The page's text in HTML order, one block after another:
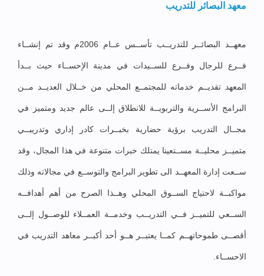
معهد البصائر للتدريب
معهــد البصائــر للتدريــب تأســس عــام 2006م وقد تم إنشــاء
فــرع للرجال وفــرع للســيدات في مدينة الإحســاء حيث بــدأ
المعهد تقديــم خدماته للمجتمــع المحلي من خــلال العديــد مــن
البرامج الأســرية والتربويــة للانطلاق إلــى عالم جديد ومتميز في
مجــال التدريب برؤية حضارية بخبــرات كادر إداري وتدريبــي
متميــز محليــة مســتعينا يمتلك خبرات متنوعة في هذا المجال، وقد
ســعت إدارة المعهــد الى تطوير البرامج والتوســع في مجالاته وذلك
مواكبــة لاحتياج الســوق المحلي وهــذا الصرح من أهم أهدافــه
الســعي للتميــز فــي التدريــب وخدمــة العمــلاء للوصــول إلــى
أقصــى طموحاتهــم كمــا يعتبــر هــو أحد أكبــر معاهد التدريب في
الاحســاء.